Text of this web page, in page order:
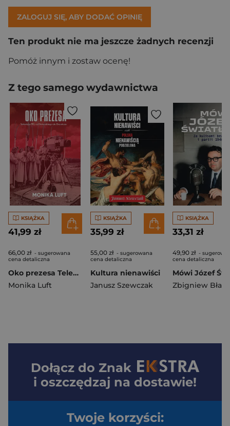
ZALOGUJ SIĘ, ABY DODAĆ OPINIĘ
Ten produkt nie ma jeszcze żadnych recenzji
Pomóż innym i zostaw ocenę!
Z tego samego wydawnictwa
KSIĄŻKA
41,99 zł
66,00 zł - sugerowana
cena detaliczna
Oko prezesa Telewizja PRL od Sokorskiego do Drawicza
Monika Luft
KSIĄŻKA
35,99 zł
55,00 zł - sugerowana
cena detaliczna
Kultura nienawiści
Janusz Szewczak
KSIĄŻKA
33,31 zł
49,90 zł -
cena detaliczna
Zbigniew
Dołącz do Znak
i oszczędzaj na dostawie!
Twoje korzyści: